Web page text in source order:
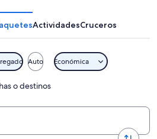
ActividadesCruceros
Auto Económica
o destinos